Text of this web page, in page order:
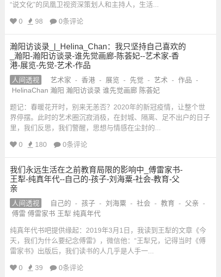
“说文化”的凤凰卫视资深策划人和主持人，生活...
0 98 0条评论
瀚阳访谈录_|_Helina_Chan：我只坚持自己喜欢的
_瀚阳-瀚阳访谈录-谁先觉画廊-陈荟妃--艺术家-香
港-展览-先觉-艺术-作品
人间透视 艺术家 - 香港 - 展览 - 先觉 - 艺术 - 作品 -
HelinaChan 瀚阳 瀚阳访谈录 谁先觉画廊 陈荟妃
题记：春暖花开时，别来无恙否？2020年的新冠疫情，让整个世
界停摆。此时的艺术圈沉寂消极，在封城、隔离、足不出户的日子
里，我们反思，我们警醒，思想与情感在尘封的...
0 180 0条评论
我们永远生活在之前教育局限的影响中_傅雷家书-
王犁-纯真年代--自己的-孩子-刘海粟-社会-教育-父
亲
人间透视 自己的 - 孩子 - 刘海粟 - 社会 - 教育 - 父亲 -
傅雷 傅雷家书 王犁 纯真年代
纯真年代书吧提供缘起：2019年3月1日，我读到王犁的文章《今
天，我们为什么要纪念傅雷》，微信他：“王犁兄，记得当时《傅
雷家书》出版后，我们读书的人几乎是人手一...
0 39 0条评论